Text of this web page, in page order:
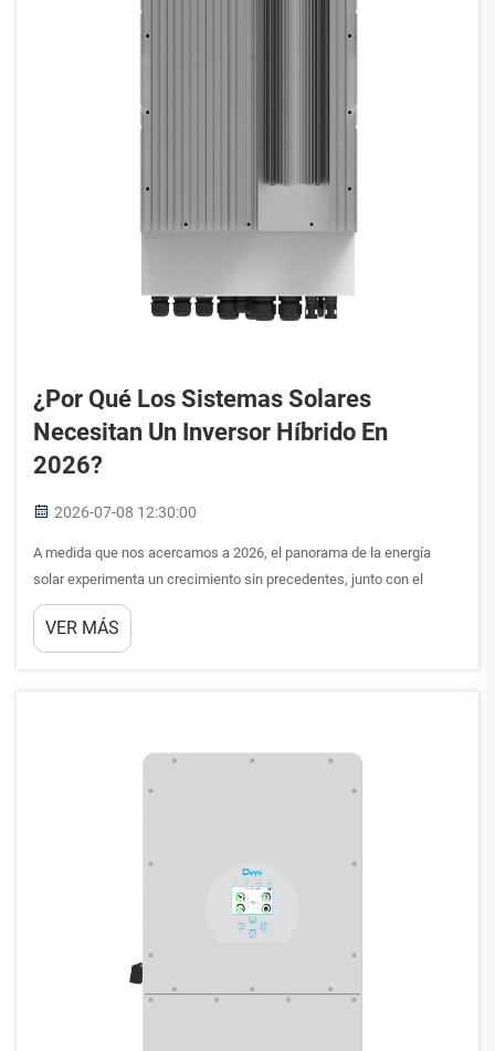
¿Por Qué Los Sistemas Solares
Necesitan Un Inversor Híbrido En
2026?
2026-07-08 12:30:00
A medida que nos acercamos a 2026, el panorama de la energía
solar experimenta un crecimiento sin precedentes, junto con el
aumento de los costos energéticos y los desafíos de inestabilidad
de la red eléctrica. Las instalaciones solares ya no se limitan
simplemente a la responsabilidad medioambiental: se han
VER MÁS